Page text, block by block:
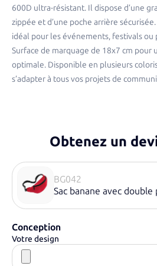
600D ultra-résistant. Il dispose d’une
zippée et d’une poche arrière
idéal pour les événements, festivals
Surface de marquage de 18x7 cm pour
optimale. Disponible en plusieurs
s’adapter à tous vos projets de
Obtenez un
BG042
Sac banane avec
Conception
Votre design